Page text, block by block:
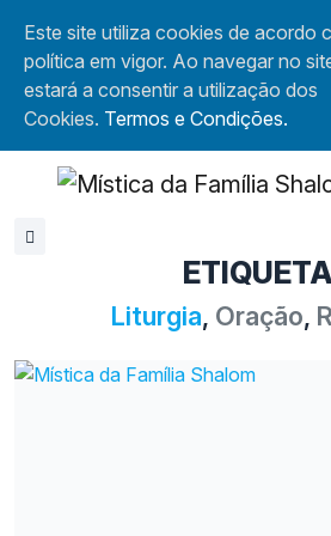
Liturgia, Oração,
Este site utiliza cookies de acordo
política em vigor. Ao navegar no
estará a consentir a utilização dos
Cookies. Termos e Condições.